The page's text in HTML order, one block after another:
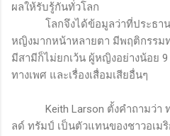
ผลให้รับรู้กันทั่วโลก
โลกจึงได้ข้อมูลว่าที่ประธา
หญิงมากหน้าหลายตา มีพฤติกรรม
มีสามีก็ไม่ยกเว้น ผู้หญิงอย่างน้อย 9
ทางเพศ และเรื่องเสื่อมเสียอื่นๆ
Keith Larson ตั้งคำถามว่า
ลด์ ทรัมป์ เป็นตัวแทนของชาวอเม